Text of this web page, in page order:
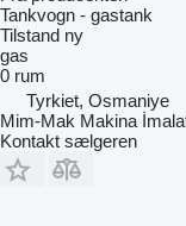
Tankvogn - gastank
Tilstand ny
gas
0 rum
Tyrkiet, Osmaniye
Mim-Mak Makina
Kontakt sælgeren